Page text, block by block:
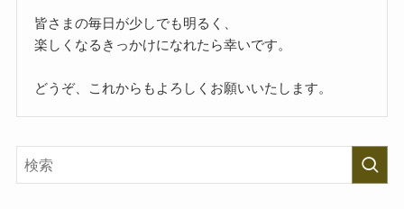
皆さまの毎日が少しでも明るく、
楽しくなるきっかけになれたら幸いです。
どうぞ、これからもよろしくお願いいたします。